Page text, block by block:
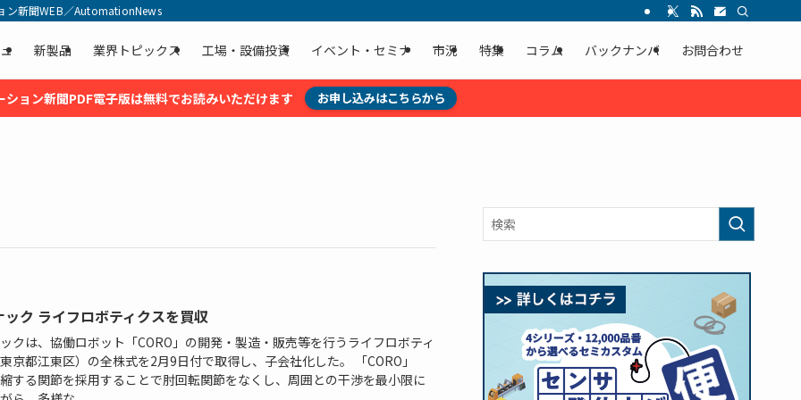
ン新聞WEB／AutomationNews
新製品 業界トピックス 工場・設備投資 イベント・セミナ 市況 特集 コラム バックナンバ お問合わせ
ション新聞PDF電子版は無料でお読みいただけます お申し込みはこちらから
ック ライフロボティクスを買収
クは、協働ロボット「CORO」の開発・製造・販売等を行うライフロボティ
京都江東区）の全株式を2月9日付で取得し、子会社化した。 「CORO」
する関節を採用することで肘回転関節をなくし、周囲との干渉を最小限に